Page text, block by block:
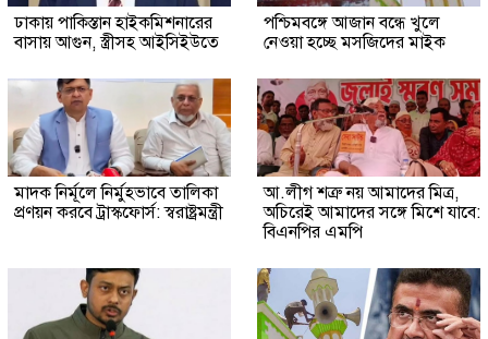
ঢাকায় পাকিস্তান হাইকমিশনারের
বাসায় আগুন, স্ত্রীসহ আইসিইউতে
পশ্চিমবঙ্গে আজান বন্ধে খুলে
নেওয়া হচ্ছে মসজিদের মাইক
মাদক নির্মূলে নির্মুহভাবে তালিকা
প্রণয়ন করবে ট্রাস্কফোর্স: স্বরাষ্ট্রমন্ত্রী
আ.লীগ শত্রু নয় আমাদের মিত্র,
অচিরেই আমাদের সঙ্গে মিশে যাবে:
বিএনপির এমপি